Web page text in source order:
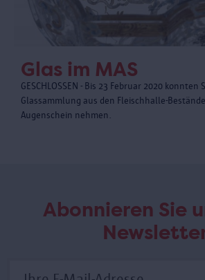
Glas im MAS
GESCHLOSSEN - Bis 23 Februar 2020
Glassammlung aus den Fleischhalle-
Augenschein nehmen.
Abonnieren Sie